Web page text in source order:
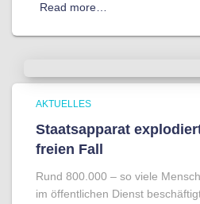
Read more…
AKTUELLES
Staatsapparat
freien Fall
Rund 800.000 – so viele
im öffentlichen Dienst